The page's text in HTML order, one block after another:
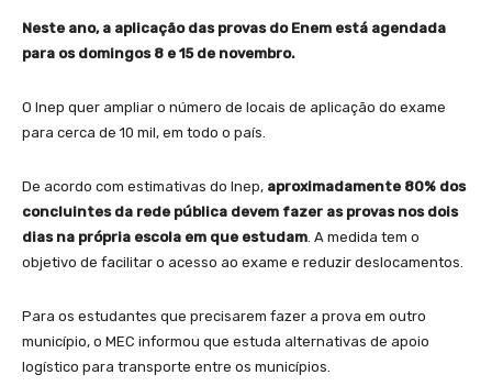
Neste ano, a aplicação das provas do Enem está agendada
para os domingos 8 e 15 de novembro.
O Inep quer ampliar o número de locais de aplicação do exame
para cerca de 10 mil, em todo o país.
De acordo com estimativas do Inep, aproximadamente 80% dos
concluintes da rede pública devem fazer as provas nos dois
dias na própria escola em que estudam . A medida tem o
objetivo de facilitar o acesso ao exame e reduzir deslocamentos.
Para os estudantes que precisarem fazer a prova em outro
município, o MEC informou que estuda alternativas de apoio
logístico para transporte entre os municípios.